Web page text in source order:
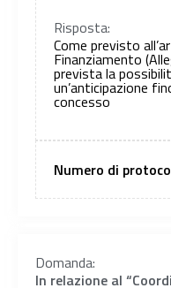
Risposta:
Come previsto
Finanziamento
prevista la
un’anticipazione
concesso
Numero di
Domanda:
In relazione al